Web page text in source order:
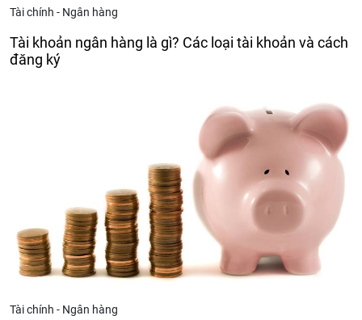
Tài chính - Ngân hàng
Tài khoản ngân hàng là gì? Các loại tài khoản và cách
đăng ký
Tài chính - Ngân hàng